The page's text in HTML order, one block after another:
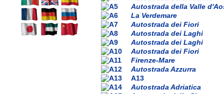
Autostrada della Valle
La Verdemare
Autostrada dei Fiori
Autostrada dei Laghi
Autostrada dei Laghi
Autostrada dei Fiori
Firenze-Mare
Autostrada Azzurra
A13
Autostrada Adriatica